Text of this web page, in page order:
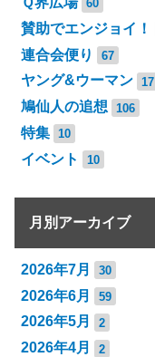
60
賛助でエンジョイ！
連合会便り 67
ヤング&ウーマン 17
鳩仙人の追想 106
特集 10
イベント 10
月別アーカイブ
2026年7月 30
2026年6月 59
2026年5月 2
2026年4月 2